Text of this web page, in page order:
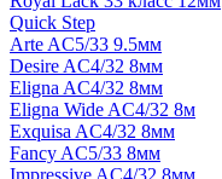
Quick Step
Arte AC5/33 9.5мм
Desire AC4/32 8мм
Eligna AC4/32 8мм
Eligna Wide AC4/32 8м
Exquisa AC4/32 8мм
Fancy AC5/33 8мм
Impressive AC4/32 8мм